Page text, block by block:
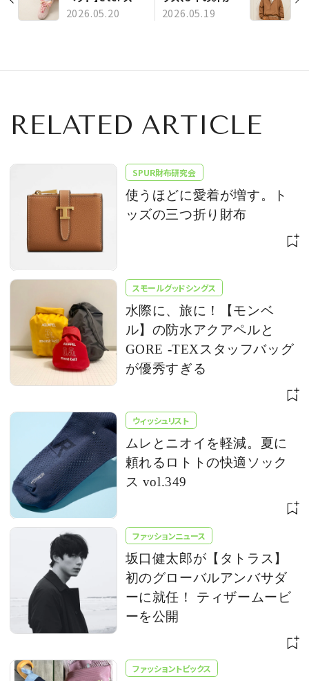
ーカー3選！ 夏の
足もとを鮮やかに
2026.05.20
んだ「トッズ・X」が
発売
2026.05.19
RELATED ARTICLE
SPUR財布研究会
使うほどに愛着が増す。ト
ッズの三つ折り財布
スモールグッドシングス
水際に、旅に！【モンベ
ル】の防水アクアペルと
GORE -TEXスタッフバッグ
が優秀すぎる
ウィッシュリスト
ムレとニオイを軽減。夏に
頼れるロトトの快適ソック
ス vol.349
ファッションニュース
坂口健太郎が【タトラス】
初のグローバルアンバサダ
ーに就任！ ティザームービ
ーを公開
ファッショントピックス